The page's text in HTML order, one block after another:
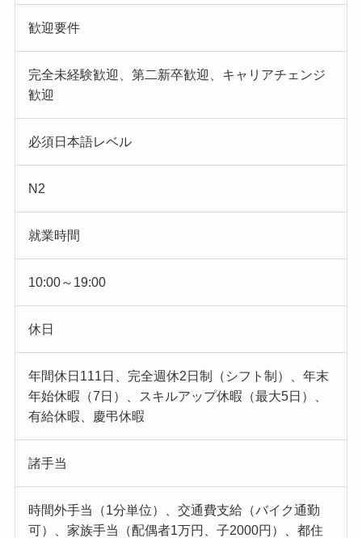
歓迎要件
完全未経験歓迎、第二新卒歓迎、キャリアチェンジ
歓迎
必須日本語レベル
N2
就業時間
10:00～19:00
休日
年間休日111日、完全週休2日制（シフト制）、年末
年始休暇（7日）、スキルアップ休暇（最大5日）、
有給休暇、慶弔休暇
諸手当
時間外手当（1分単位）、交通費支給（バイク通勤
可）、家族手当（配偶者1万円、子2000円）、都住